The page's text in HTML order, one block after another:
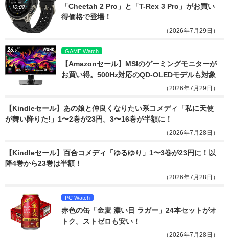
「Cheetah 2 Pro」と「T-Rex 3 Pro」がお買い
得価格で登場！
（2026年7月29日）
GAME Watch
【Amazonセール】MSIのゲーミングモニターが
お買い得。500Hz対応のQD-OLEDモデルも対象
（2026年7月29日）
【Kindleセール】あの娘と仲良くなりたい系コメディ「私に天使
が舞い降りた!」1〜2巻が23円。3〜16巻が半額に！
（2026年7月28日）
【Kindleセール】百合コメディ「ゆるゆり」1〜3巻が23円に！以
降4巻から23巻は半額！
（2026年7月28日）
PC Watch
赤色の缶「金麦 濃い目 ラガー」24本セットがオ
トク。ストゼロも安い！
（2026年7月28日）